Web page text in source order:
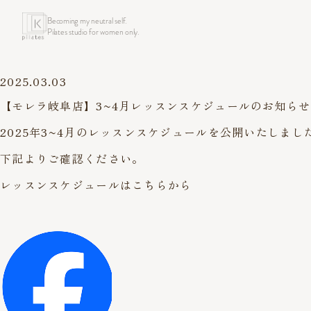
Becoming my neutral self.
Pilates studio for women only.
2025.03.03
【モレラ岐阜店】3~4月レッスンスケジュールのお知らせ
2025年3~4月のレッスンスケジュールを公開いたしまし
下記よりご確認ください。
レッスンスケジュールはこちらから